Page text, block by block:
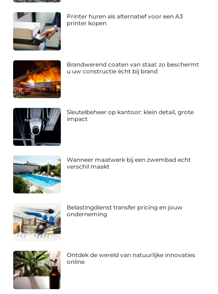
Printer huren als alternatief voor een A3
printer kopen
Brandwerend coaten van staal: zo beschermt
u uw constructie écht bij brand
Sleutelbeheer op kantoor: klein detail, grote
impact
Wanneer maatwerk bij een zwembad echt
verschil maakt
Belastingdienst transfer pricing en jouw
onderneming
Ontdek de wereld van natuurlijke innovaties
online